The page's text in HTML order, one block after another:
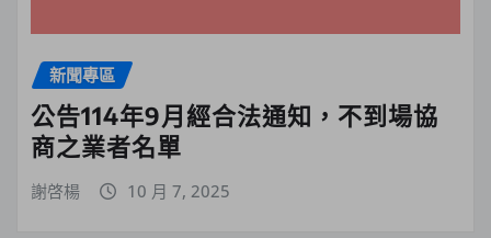
新聞專區
公告114年9月經合法通知，不到場協
商之業者名單
謝啓楊 10 月 7, 2025